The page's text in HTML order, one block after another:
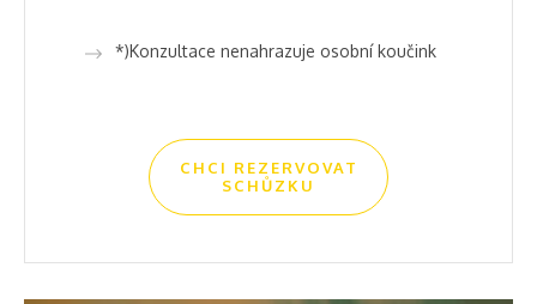
*)Konzultace nenahrazuje osobní koučink
CHCI REZERVOVAT
SCHŮZKU